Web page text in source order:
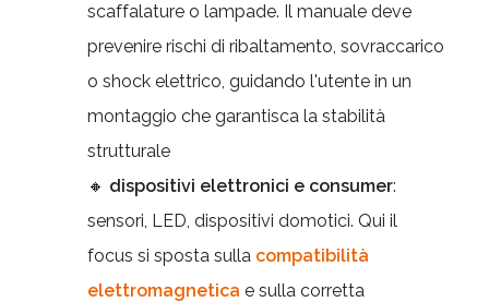
scaffalature o lampade. Il manuale deve
prevenire rischi di ribaltamento, sovraccarico
o shock elettrico, guidando l'utente in un
montaggio che garantisca la stabilità
strutturale
🔸 dispositivi elettronici e consumer:
sensori, LED, dispositivi domotici. Qui il
focus si sposta sulla compatibilità
elettromagnetica e sulla corretta